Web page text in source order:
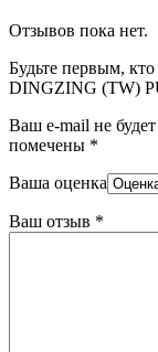
Отзывов пока нет.
Будьте первым,
DINGZING (TW)
Ваш e-mail не
помечены *
Ваша оценка
Ваш отзыв *